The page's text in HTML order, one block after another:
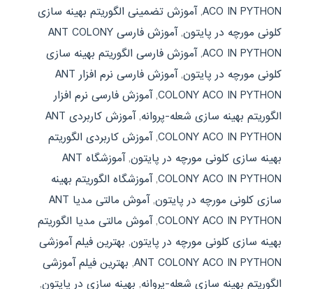
ACO IN PYTHON
,آموزش تضمینی الگوریتم بهینه سازی
کلونی مورچه در پایتون,
آموزش فارسی ANT COLONY
ACO IN PYTHON
,آموزش فارسی الگوریتم بهینه سازی
کلونی مورچه در پایتون,
آموزش فارسی نرم افزار ANT
COLONY ACO IN PYTHON
,آموزش فارسی نرم افزار
الگوریتم بهینه سازی شعله-پروانه,
آموزش کاربردی ANT
COLONY ACO IN PYTHON
,آموزش کاربردی الگوریتم
بهینه سازی کلونی مورچه در پایتون,
آموزشگاه ANT
COLONY ACO IN PYTHON
,آموزشگاه الگوریتم بهینه
سازی کلونی مورچه در پایتون,
آموش مالتی مدیا ANT
COLONY ACO IN PYTHON
,آموش مالتی مدیا الگوریتم
بهینه سازی کلونی مورچه در پایتون, بهترین فیلم آموزشی
ANT COLONY ACO IN PYTHON
, بهترین فیلم آموزشی
الگوریتم بهینه سازی شعله-پروانه, بهینه سازی در پایتون,